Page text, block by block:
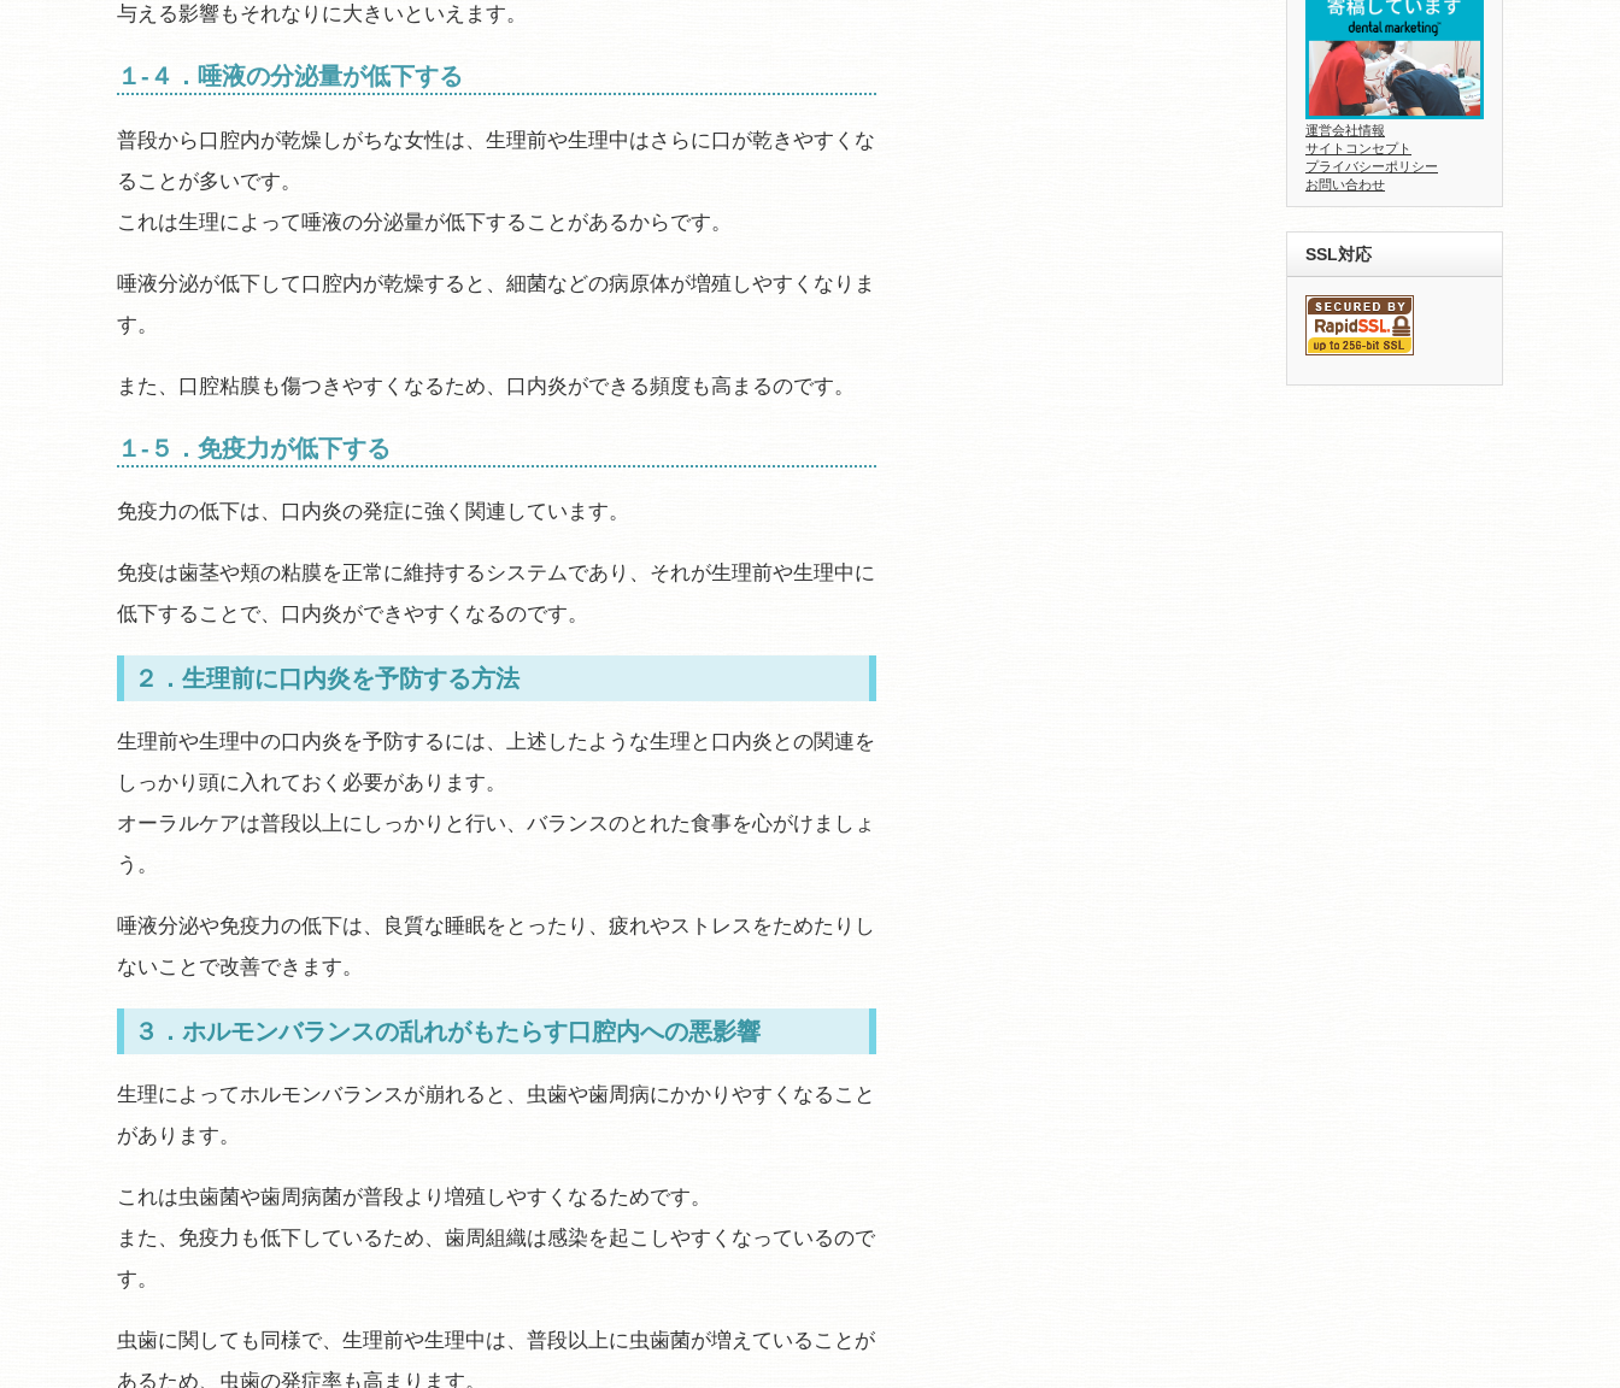
与える影響もそれなりに大きいといえます。
１-４．唾液の分泌量が低下する
普段から口腔内が乾燥しがちな女性は、生理前や生理中はさらに口が乾きやすくな
ることが多いです。
これは生理によって唾液の分泌量が低下することがあるからです。
唾液分泌が低下して口腔内が乾燥すると、細菌などの病原体が増殖しやすくなりま
す。
また、口腔粘膜も傷つきやすくなるため、口内炎ができる頻度も高まるのです。
１-５．免疫力が低下する
免疫力の低下は、口内炎の発症に強く関連しています。
免疫は歯茎や頬の粘膜を正常に維持するシステムであり、それが生理前や生理中に
低下することで、口内炎ができやすくなるのです。
２．生理前に口内炎を予防する方法
生理前や生理中の口内炎を予防するには、上述したような生理と口内炎との関連を
しっかり頭に入れておく必要があります。
オーラルケアは普段以上にしっかりと行い、バランスのとれた食事を心がけましょ
う。
唾液分泌や免疫力の低下は、良質な睡眠をとったり、疲れやストレスをためたりし
ないことで改善できます。
３．ホルモンバランスの乱れがもたらす口腔内への悪影響
生理によってホルモンバランスが崩れると、虫歯や歯周病にかかりやすくなること
があります。
これは虫歯菌や歯周病菌が普段より増殖しやすくなるためです。
また、免疫力も低下しているため、歯周組織は感染を起こしやすくなっているので
す。
虫歯に関しても同様で、生理前や生理中は、普段以上に虫歯菌が増えていることが
あるため、虫歯の発症率も高まります。
運営会社情報
サイトコンセプト
プライバシーポリシー
お問い合わせ
SSL対応